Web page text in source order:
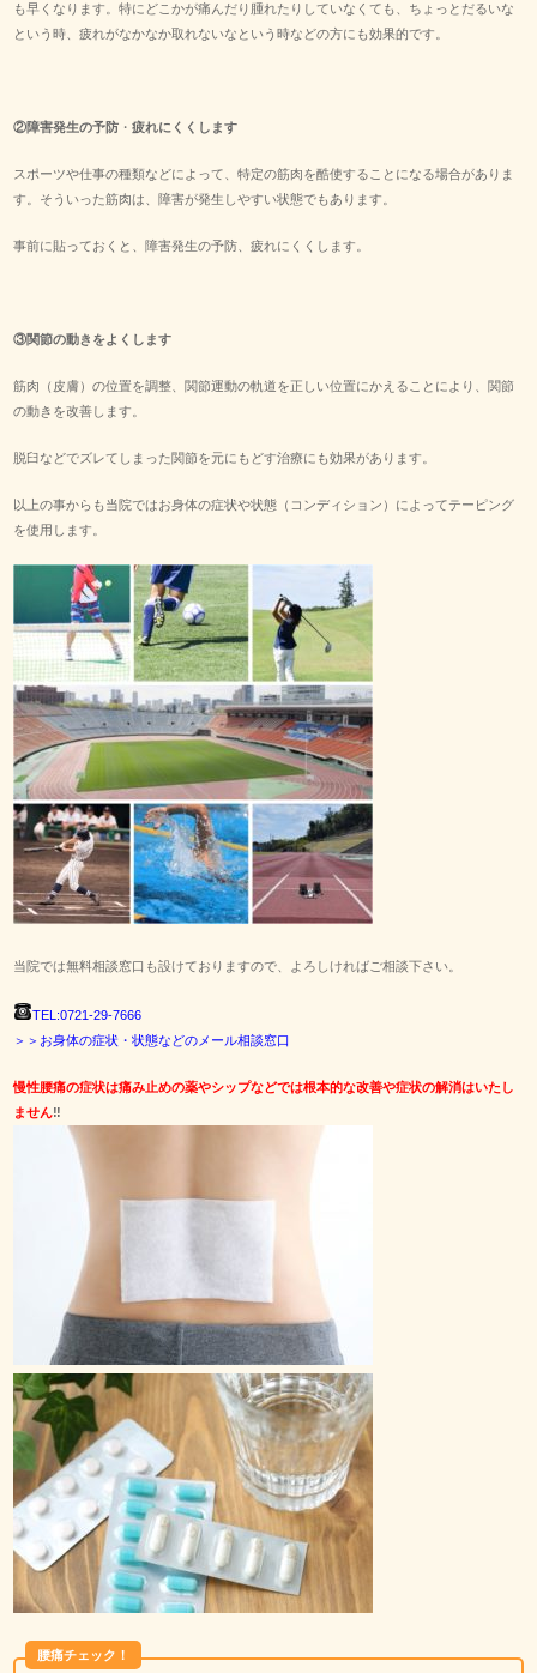
も早くなります。特にどこかが痛んだり腫れたりしていなくても、ちょっとだるいな
という時、疲れがなかなか取れないなという時などの方にも効果的です。
②障害発生の予防 ・疲れにくくします
スポーツや仕事の種類などによって、特定の筋肉を酷使することになる場合がありま
す。そういった筋肉は、障害が発生しやすい状態でもあります。
事前に貼っておくと、障害発生の予防、疲れにくくします。
③関節の動きをよくします
筋肉（皮膚）の位置を調整、関節運動の軌道を正しい位置にかえることにより、関節
の動きを改善します。
脱臼などでズレてしまった関節を元にもどす治療にも効果があります。
以上の事からも当院ではお身体の症状や状態（コンディション）によってテーピング
を使用します。
当院では無料相談窓口も設けておりますので、よろしければご相談下さい。
TEL:0721-29-7666
＞＞お身体の症状・状態などのメール相談窓口
慢性腰痛の症状は痛み止めの薬やシップなどでは根本的な改善や症状の解消はいたし
ません‼
腰痛チェック！